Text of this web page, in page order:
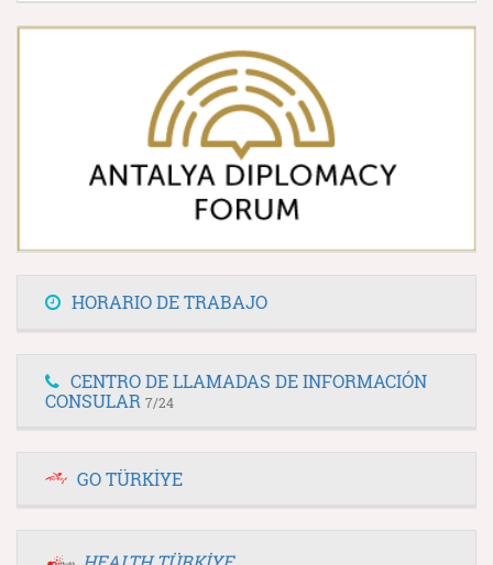
HORARIO DE TRABAJO
CENTRO DE LLAMADAS DE INFORMACIÓN
CONSULAR 7/24
GO TÜRKİYE